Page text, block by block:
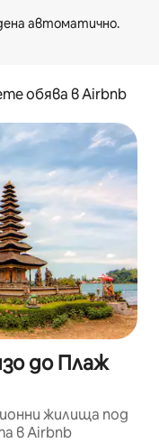
обява в Airbnb
до Плаж
жилища под
в Airbnb